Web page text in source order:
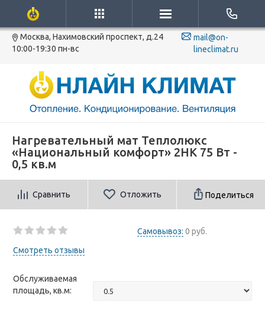
Москва, Нахимовский проспект, д.24
10:00-19:30 пн-вс
mail@on-
lineclimat.ru
Нагревательный мат Теплолюкс
«Национальный комфорт» 2НК 75 Вт -
0,5 кв.м
Сравнить Отложить Поделиться
Самовывоз: 0 руб.
Смотреть отзывы
Обслуживаемая
площадь, кв.м: